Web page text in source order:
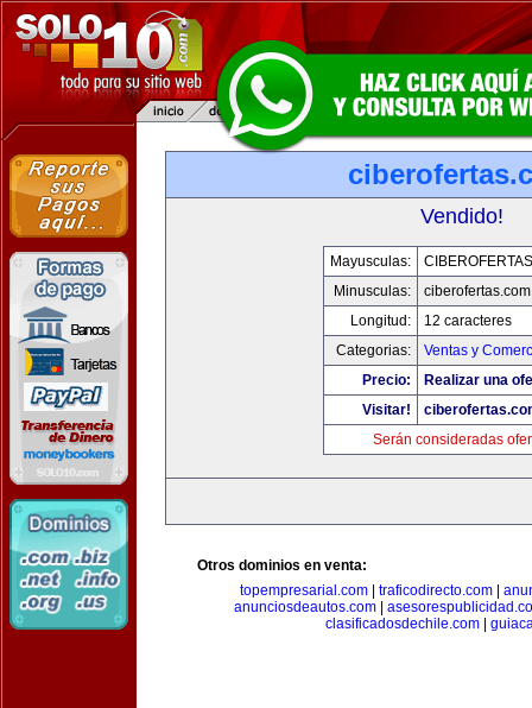
Vendido!
Mayusculas:
Minusculas:
ciberofertas.com
Longitud:
12 caracteres
Categorias:
Ventas y
Precio:
Realizar una
Visitar!
Serán consideradas
Otros dominios en venta:
topempresarial.com
traficodirecto.com
anunciosdeautos.com|
clasificadosdechile.com|